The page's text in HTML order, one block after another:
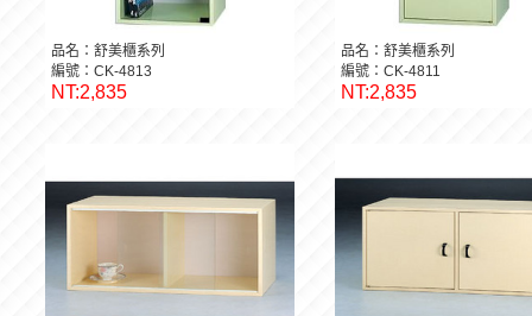
品名：舒美櫃系列
編號：CK-4813
NT:2,835
品名：舒美櫃系列
編號：CK-4811
NT:2,835